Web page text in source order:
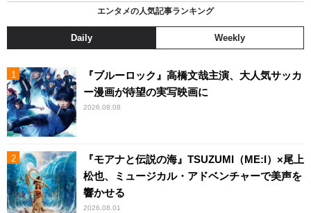
エンタメの人気記事ランキング
Daily Weekly
『ブルーロック』高橋文哉主演、大人気サッカ
ー漫画が待望の実写映画に
2026.08.08
『モアナと伝説の海』TSUZUMI（ME:I）×尾上
松也、ミュージカル・アドベンチャーで美声を
響かせる
2026.08.01